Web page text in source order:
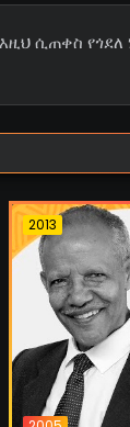
ሲጠቀስ
2013